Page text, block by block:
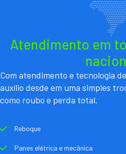
Atendimento em
Com atendimento e tecnologia
auxílio desde em uma simples
como roubo e perda total.
Reboque
Panes elétrica e mecânica